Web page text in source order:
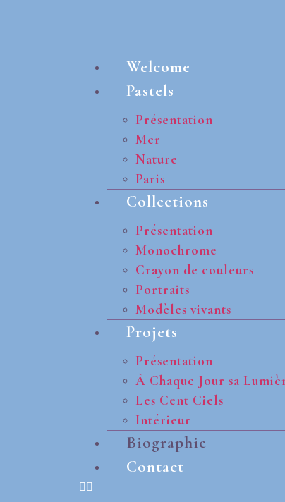
Welcome
Pastels
Présentation
Mer
Nature
Paris
Collections
Présentation
Monochrome
Crayon de couleurs
Portraits
Modèles vivants
Projets
Présentation
À Chaque Jour sa
Les Cent Ciels
Intérieur
Biographie
Contact